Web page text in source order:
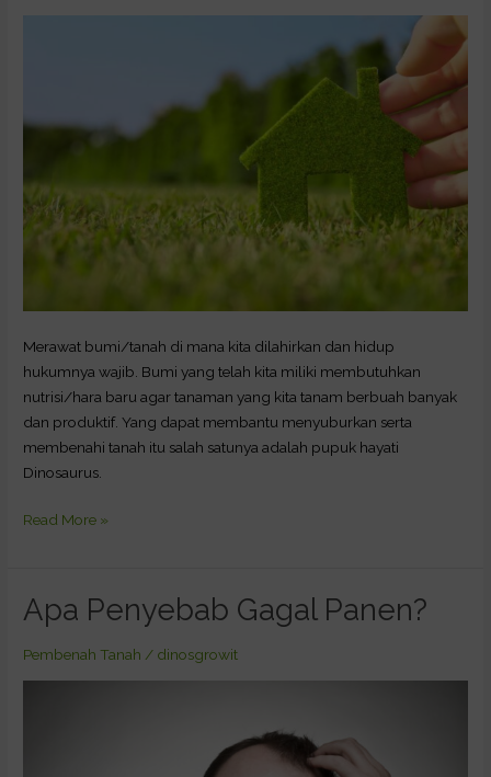
Merawat bumi/tanah di mana kita dilahirkan dan hidup
hukumnya wajib. Bumi yang telah kita miliki membutuhkan
nutrisi/hara baru agar tanaman yang kita tanam berbuah banyak
dan produktif. Yang dapat membantu menyuburkan serta
membenahi tanah itu salah satunya adalah pupuk hayati
Dinosaurus.
Read More »
Apa Penyebab Gagal Panen?
Pembenah Tanah / dinosgrowit
Apa
Penyebab
Gagal
Panen?